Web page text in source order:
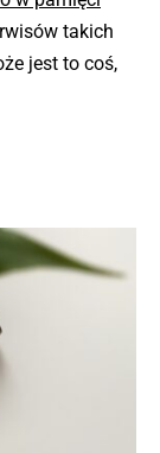
takich
jest to coś,